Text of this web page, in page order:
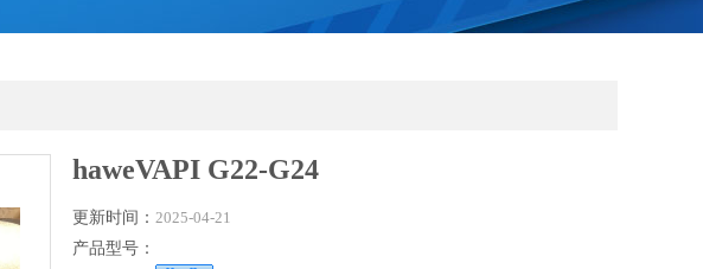
haweVAPI G22-G24
更新时间： 2025-04-21
产品型号：